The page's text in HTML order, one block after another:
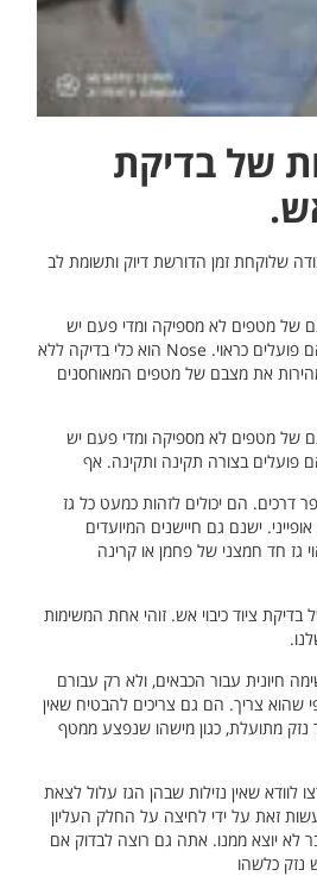
של בדיקת
.
שלוקחת זמן הדורשת דיוק ותשומת לב
של מטפים לא מספיקה ומדי פעם יש
צורך לבדוק אותם ולוודא שהם פועלים כראוי. Nose הוא כלי בדיקה ללא
את מצבם של מטפים המאוחסנים
של מטפים לא מספיקה ומדי פעם יש
פועלים בצורה תקינה ותקינה. אף
דרכים. הם יכולים לזהות כמעט כל גז
ישנם גם חיישנים המיועדים
גז חד חמצני של פחמן או קרינה
ציוד כיבוי אש. זוהי אחת המשימות
חיונית עבור הכבאים, ולא רק עבורם
שהוא צריך. הם גם צריכים להבטיח שאין
נזק מתועלת, כגון מישהו שנפצע ממטף
שאין נזילות שבהן הגז עלול לצאת
זאת על ידי לחיצה על החלק העליון
לא יוצא ממנו. אתה גם רוצה לבדוק אם
נזק כלשהו